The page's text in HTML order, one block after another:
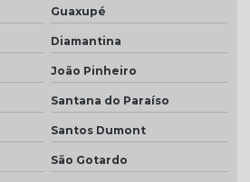
quanto custa
Guaxupé
Diamantina
João Pinheiro
Santana do Paraíso
Santos Dumont
São Gotardo